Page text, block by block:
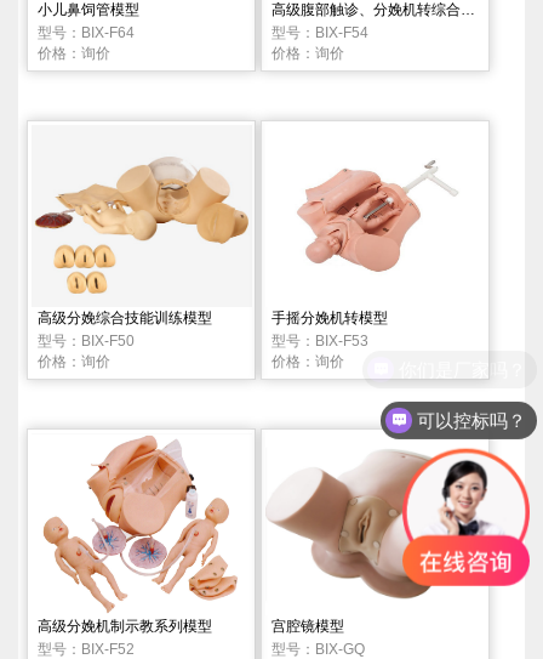
小儿鼻饲管模型
型号：BIX-F64
价格：询价
高级腹部触诊、分娩机转综合模型
型号：BIX-F54
价格：询价
高级分娩综合技能训练模型
型号：BIX-F50
价格：询价
手摇分娩机转模型
型号：BIX-F53
价格：询价
高级分娩机制示教系列模型
型号：BIX-F52
宫腔镜模型
型号：BIX-GQ
可以控标吗？